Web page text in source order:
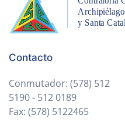
Contacto
Conmutador: (578) 512
5190 - 512 0189
Fax: (578) 5122465